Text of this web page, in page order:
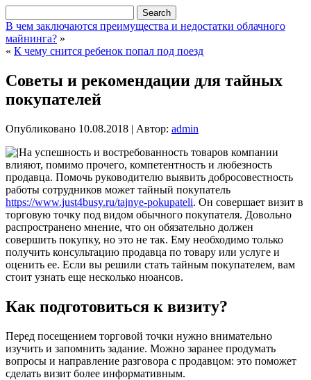
В чем заключаются преимущества и недостатки облачного
майнинга? »
« К чему снится ребенок попал под поезд
Советы и рекомендации для тайных
покупателей
Опубликовано 10.08.2018 | Автор: admin
На успешность и востребованность товаров компании
влияют, помимо прочего, компетентность и любезность
продавца. Помочь руководителю выявить добросовестность
работы сотрудников может тайный покупатель
https://www.just4busy.ru/tajnye-pokupateli. Он совершает визит в
торговую точку под видом обычного покупателя. Довольно
распространено мнение, что он обязательно должен
совершить покупку, но это не так. Ему необходимо только
получить консультацию продавца по товару или услуге и
оценить ее. Если вы решили стать тайным покупателем, вам
стоит узнать еще несколько нюансов.
Как подготовиться к визиту?
Перед посещением торговой точки нужно внимательно
изучить и запомнить задание. Можно заранее продумать
вопросы и направление разговора с продавцом: это поможет
сделать визит более информативным.